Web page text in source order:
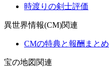
時渡りの剣士評価
異世界情報(CM)関連
CMの特典と報酬まとめ
宝の地図関連